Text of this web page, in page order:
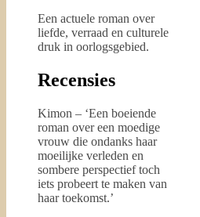
Een actuele roman over
liefde, verraad en culturele
druk in oorlogsgebied.
Recensies
Kimon – ‘Een boeiende
roman over een moedige
vrouw die ondanks haar
moeilijke verleden en
sombere perspectief toch
iets probeert te maken van
haar toekomst.’